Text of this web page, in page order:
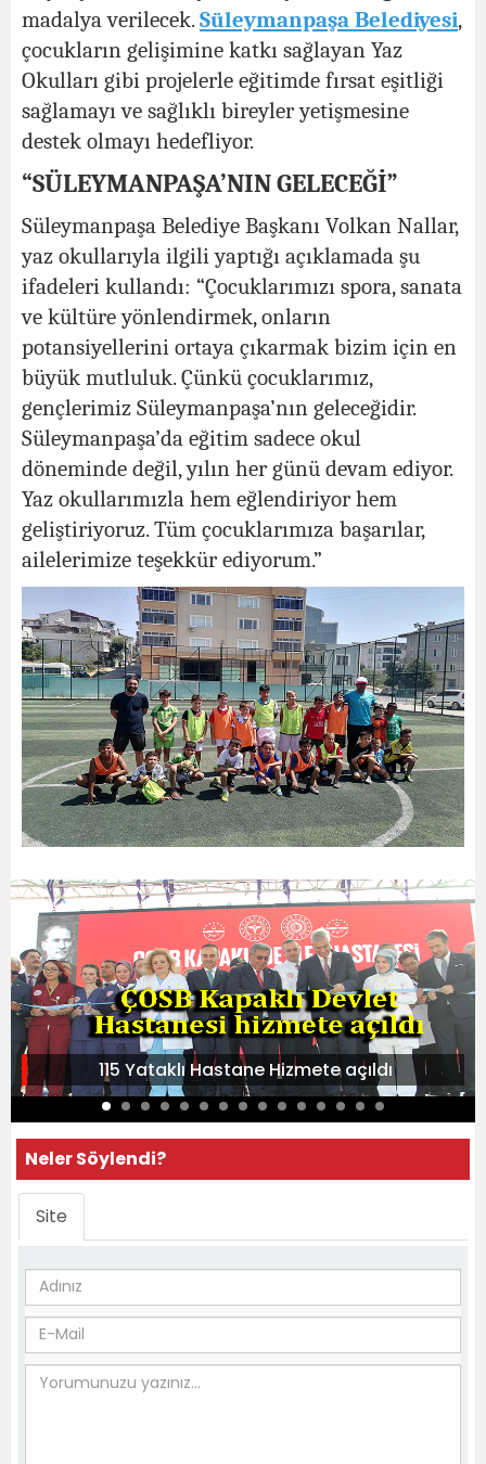
madalya verilecek.Süleymanpaşa Belediyesi,
çocukların gelişimine katkı sağlayan Yaz
Okulları gibi projelerle eğitimde fırsat eşitliği
sağlamayı ve sağlıklı bireyler yetişmesine
destek olmayı hedefliyor.
“SÜLEYMANPAŞA’NIN GELECEĞİ”
Süleymanpaşa Belediye Başkanı Volkan Nallar,
yaz okullarıyla ilgili yaptığı açıklamada şu
ifadeleri kullandı: “Çocuklarımızı spora, sanata
ve kültüre yönlendirmek, onların
potansiyellerini ortaya çıkarmak bizim için en
büyük mutluluk. Çünkü çocuklarımız,
gençlerimiz Süleymanpaşa’nın geleceğidir.
Süleymanpaşa’da eğitim sadece okul
döneminde değil, yılın her günü devam ediyor.
Yaz okullarımızla hem eğlendiriyor hem
geliştiriyoruz. Tüm çocuklarımıza başarılar,
ailelerimize teşekkür ediyorum.”
115 Yataklı Hastane Hizmete açıldı
Neler Söylendi?
Site